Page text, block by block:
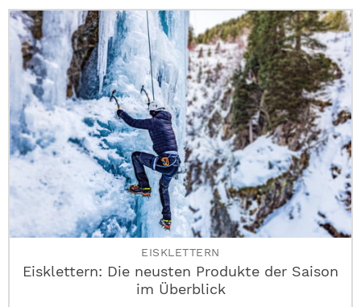
EISKLETTERN
Eisklettern: Die neusten Produkte der Saison
im Überblick